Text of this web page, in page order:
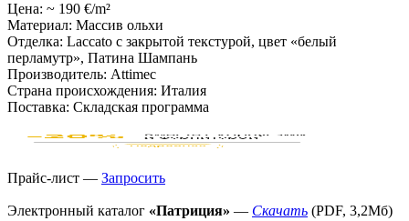
Цена: ~ 190 €/m²
Материал: Массив ольхи
Отделка: Laccato с закрытой текстурой, цвет «белый
перламутр», Патина Шампань
Производитель: Attimec
Страна происхождения: Италия
Поставка: Складская программа
Прайс-лист — Запросить
Электронный каталог «Патриция» — Скачать (PDF, 3,2Мб)